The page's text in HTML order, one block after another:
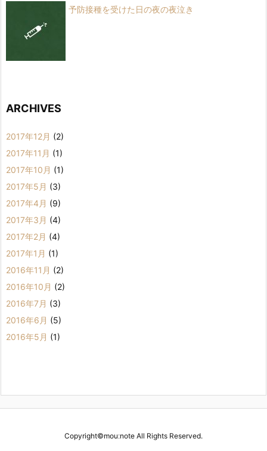
予防接種を受けた日の夜の夜泣き
ARCHIVES
2017年12月 (2)
2017年11月 (1)
2017年10月 (1)
2017年5月 (3)
2017年4月 (9)
2017年3月 (4)
2017年2月 (4)
2017年1月 (1)
2016年11月 (2)
2016年10月 (2)
2016年7月 (3)
2016年6月 (5)
2016年5月 (1)
Copyright©mouːnote All Rights Reserved.